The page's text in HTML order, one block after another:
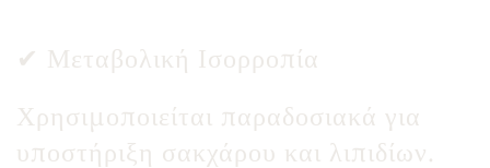
✔ Μεταβολική Ισορροπία
Χρησιμοποιείται παραδοσιακά για
υποστήριξη σακχάρου και λιπιδίων.